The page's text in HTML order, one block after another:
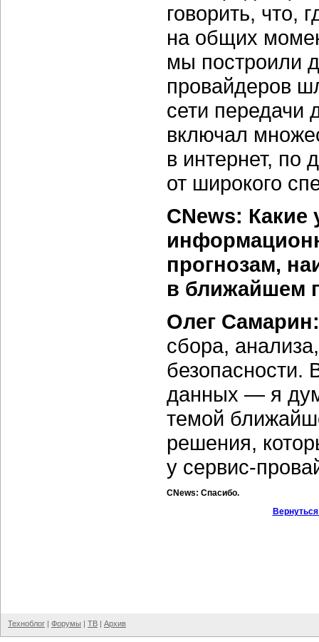
говорить, что,
на общих
мы построили
провайдеров
сети передачи
включал
в интернет, по
от широкого
CNews: Какие
прогнозам,
в ближайшем
Олег Самарин:
сбора,
безопасности.
данных — я
темой
решения,
у сервис-
CNews: Спасибо.
Техноблог | Форумы | ТВ | Архив